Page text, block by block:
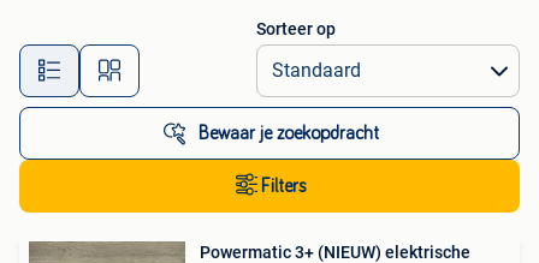
Alle afstanden…
Sorteer op
Bewaar je zoekopdracht
Filters
Powermatic 3+ (NIEUW) elektrische